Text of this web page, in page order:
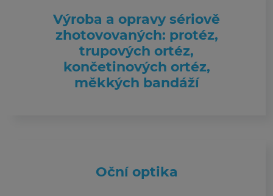
Výroba a opravy sériově
zhotovovaných: protéz,
trupových ortéz,
končetinových ortéz,
měkkých bandáží
Oční optika